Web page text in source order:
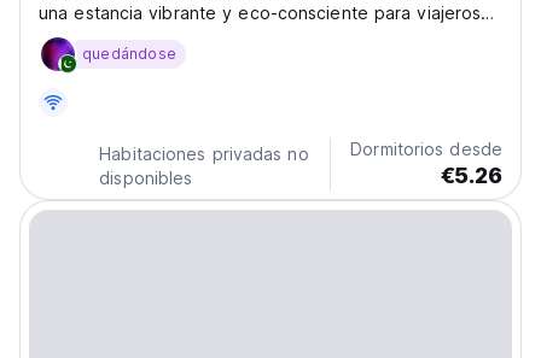
una estancia vibrante y eco-consciente para viajeros
solitarios. Un albergue moderno y social, perfecto para
exploradores con presupuesto limitado que buscan
quedándose
Habitaciones privadas no
disponibles
Dormitorios desde
€5.26